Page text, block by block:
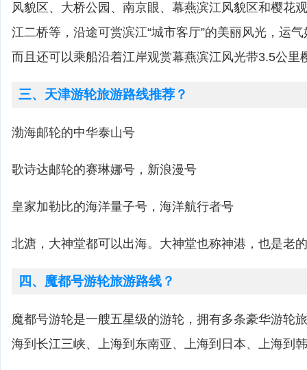
风貌区、大桥公园、南京眼、幕燕滨江风貌区和樱花
江二桥等，沿途可赏滨江“城市客厅”的美丽风光，运
而且还可以乘船沿着江岸观赏幕燕滨江风光带3.5公里
三、天津游轮旅游路线推荐？
渤海邮轮的中华泰山号
歌诗达邮轮的赛琳娜号，新浪漫号
皇家加勒比的海洋量子号，海洋航行者号
北溏，大神堂都可以出海。大神堂也称神港，也是老
四、魔都号游轮旅游路线？
魔都号游轮是一艘五星级的游轮，拥有多条豪华游轮
海到长江三峡、上海到东南亚、上海到日本、上海到